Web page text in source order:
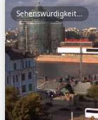
Sehenswürdigkeiten